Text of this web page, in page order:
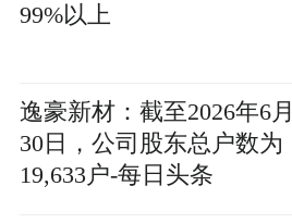
99%以上
逸豪新材：截至2026年6月
30日，公司股东总户数为
19,633户-每日头条